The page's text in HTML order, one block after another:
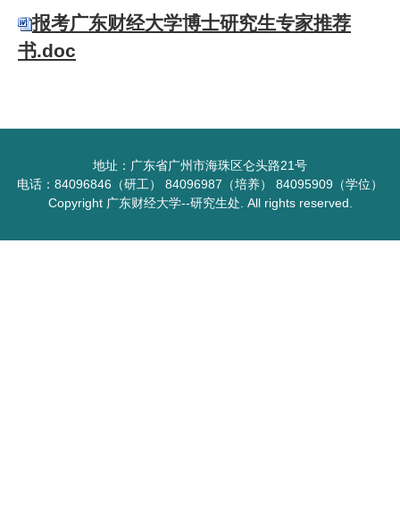
报考广东财经大学博士研究生专家推荐
书.doc
地址：广东省广州市海珠区仑头路21号
电话：84096846（研工） 84096987（培养） 84095909（学位）
Copyright 广东财经大学--研究生处. All rights reserved.